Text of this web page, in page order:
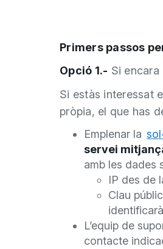
Primers passos
Opció 1.- Si
Si estàs interessat
pròpia, el que has
Emplenar la
servei
amb les dades
IP des de
Clau
L’equip de
contacte